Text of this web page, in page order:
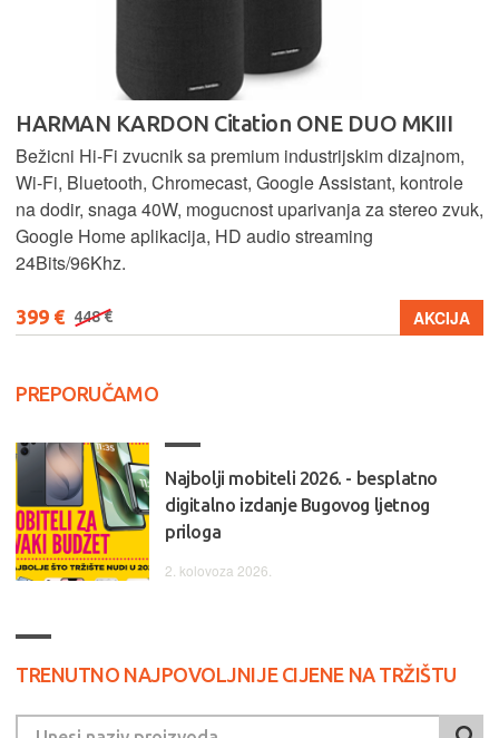
HARMAN KARDON Citation ONE DUO MKIII
Bežicni Hi-Fi zvucnik sa premium industrijskim dizajnom,
Wi-Fi, Bluetooth, Chromecast, Google Assistant, kontrole
na dodir, snaga 40W, mogucnost uparivanja za stereo zvuk,
Google Home aplikacija, HD audio streaming
24Bits/96Khz.
399 € 448 € AKCIJA
PREPORUČAMO
Najbolji mobiteli 2026. - besplatno
digitalno izdanje Bugovog ljetnog
priloga
2. kolovoza 2026.
TRENUTNO NAJPOVOLJNIJE CIJENE NA TRŽIŠTU